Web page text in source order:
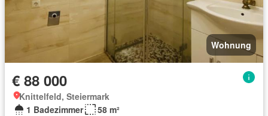
Wohnung
€ 88 000
Knittelfeld, Steiermark
1 Badezimmer
58 m²